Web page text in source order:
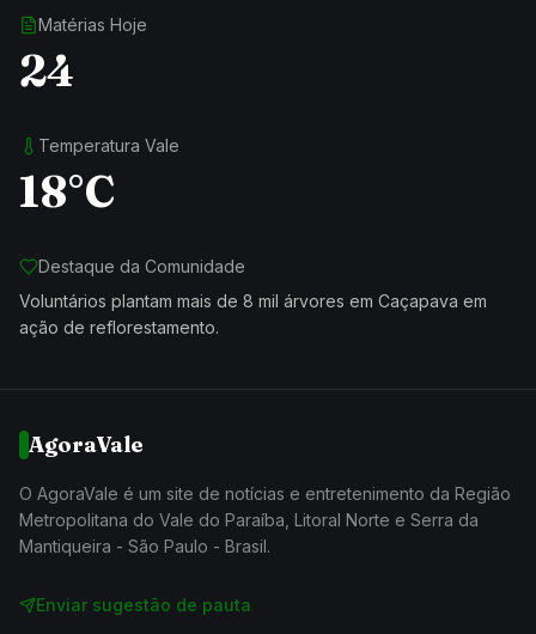
Matérias Hoje
24
Temperatura Vale
18°C
Destaque da Comunidade
Voluntários plantam mais de 8 mil árvores em Caçapava em
ação de reflorestamento.
AgoraVale
O AgoraVale é um site de notícias e entretenimento da Região
Metropolitana do Vale do Paraíba, Litoral Norte e Serra da
Mantiqueira - São Paulo - Brasil.
Enviar sugestão de pauta